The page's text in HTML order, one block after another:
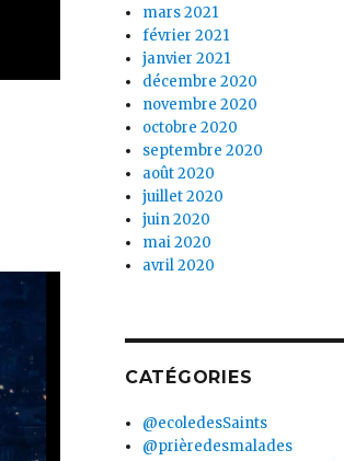
mars 2021
février 2021
janvier 2021
décembre 2020
novembre 2020
octobre 2020
septembre 2020
août 2020
juillet 2020
juin 2020
mai 2020
avril 2020
CATÉGORIES
@ecoledesSaints
@prièredesmalades